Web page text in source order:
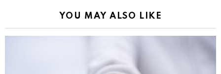
YOU MAY ALSO LIKE